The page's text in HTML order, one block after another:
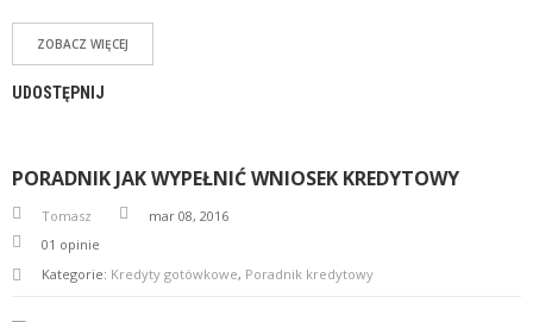
ZOBACZ WIĘCEJ
UDOSTĘPNIJ
PORADNIK JAK WYPEŁNIĆ WNIOSEK KREDYTOWY
Tomasz
mar 08, 2016
01 opinie
Kategorie: Kredyty gotówkowe, Poradnik kredytowy